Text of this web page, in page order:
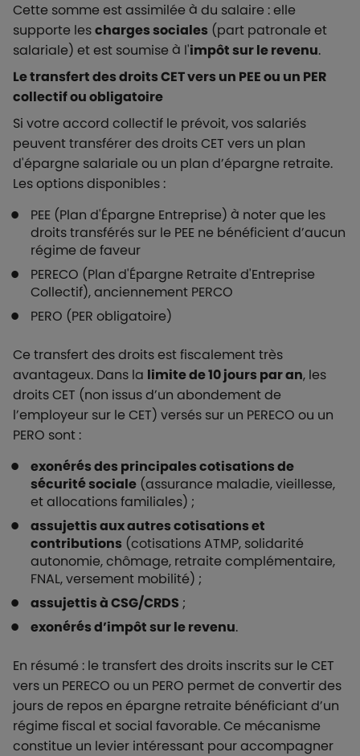
Cette somme est assimilée à du salaire : elle
supporte lescharges sociales (part patronale et
salariale) et est soumise à l'impôt sur le revenu.
Le transfert des droits CET vers un PEE ou un PER
collectif ou obligatoire
Si votre accord collectif le prévoit, vos salariés
peuvent transférer des droits CET vers un plan
d'épargne salariale ou un plan d’épargne retraite.
Les options disponibles :
PEE (Plan d'Épargne Entreprise) à noter que les
droits transférés sur le PEE ne bénéficient d’aucun
régime de faveur
PERECO (Plan d'Épargne Retraite d'Entreprise
Collectif), anciennement PERCO
PERO (PER obligatoire)
Ce transfert des droits est fiscalement très
avantageux. Dans la limite de 10 jours par an, les
droits CET (non issus d’un abondement de
l’employeur sur le CET) versés sur un PERECO ou un
PERO sont :
exonérés des principales cotisations de
sécurité sociale (assurance maladie, vieillesse,
et allocations familiales) ;
assujettis aux autres cotisations et
contributions (cotisations ATMP, solidarité
autonomie, chômage, retraite complémentaire,
FNAL, versement mobilité) ;
assujettis à CSG/CRDS ;
exonérés d’impôt sur le revenu.
En résumé : le transfert des droits inscrits sur le CET
vers un PERECO ou un PERO permet de convertir des
jours de repos en épargne retraite bénéficiant d’un
régime fiscal et social favorable. Ce mécanisme
constitue un levier intéressant pour accompagner